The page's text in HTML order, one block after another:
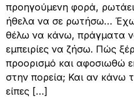
προηγούμενη φορά,
ήθελα να σε ρωτήσω…
θέλω να κάνω, πράγματα
εμπειρίες να ζήσω. Πώς
προορισμό και αφοσιωθώ
στην πορεία; Και αν κάνω
είπες […]